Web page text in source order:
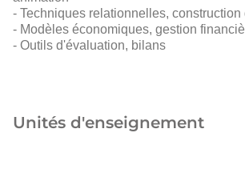
- Techniques relationnelles, construction
- Modèles économiques, gestion
- Outils d'évaluation, bilans
Unités d'enseignement